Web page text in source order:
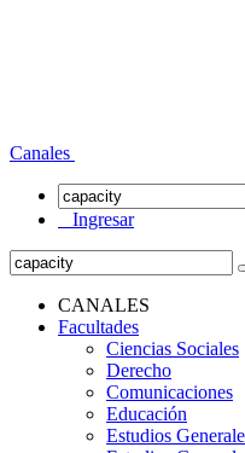
Canales
Ingresar
CANALES
Facultades
Ciencias Sociales
Derecho
Comunicaciones
Educación
Estudios